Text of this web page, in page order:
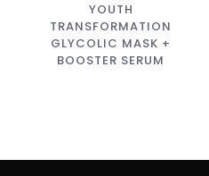
YOUTH
TRANSFORMATION
GLYCOLIC MASK +
BOOSTER SERUM